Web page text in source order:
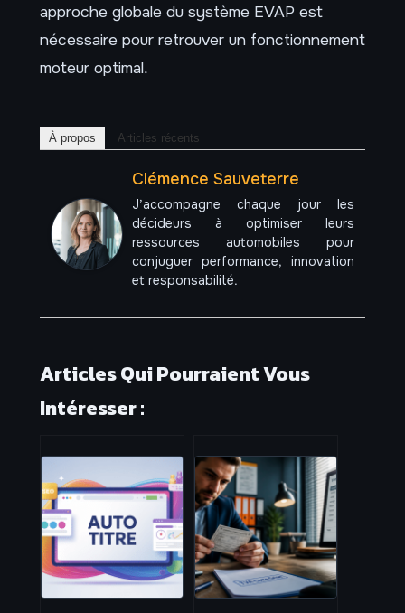
approche globale du système EVAP est
nécessaire pour retrouver un fonctionnement
moteur optimal.
À propos Articles récents
Clémence Sauveterre
J’accompagne chaque jour les
décideurs à optimiser leurs
ressources automobiles pour
conjuguer performance, innovation
et responsabilité.
Articles Qui Pourraient Vous
Intéresser :